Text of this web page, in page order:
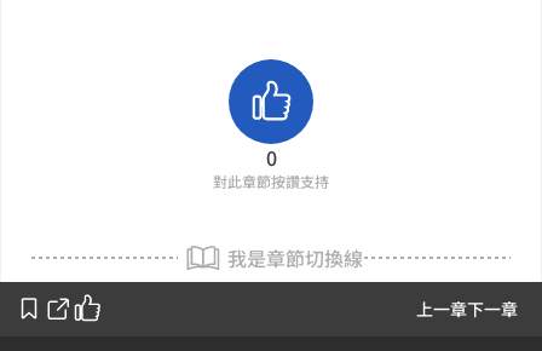
上一章下一章
0
對此章節按讚支持
我是章節切換線